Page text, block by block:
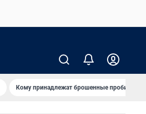
Кому принадлежат брошенные пробирки?